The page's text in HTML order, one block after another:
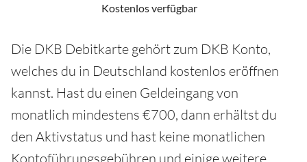
Kostenlos verfügbar
Die DKB Debitkarte gehört zum DKB Konto,
welches du in Deutschland kostenlos eröffnen
kannst. Hast du einen Geldeingang von
monatlich mindestens €700, dann erhältst du
den Aktivstatus und hast keine monatlichen
Kontoführungsgebühren und einige weitere